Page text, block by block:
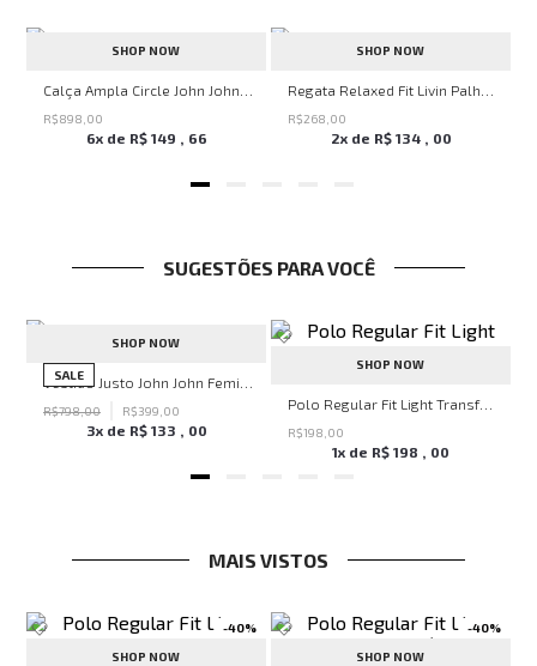
SHOP NOW
R$898 00
6x de R$ 149 66
SHOP NOW
R$268 00
2x de R$ 134 00
SUGESTÕES PARA VOCÊ
SALE
SHOP NOW
R$798,00 R$399 00
3x de R$ 133 00
SHOP NOW
Polo Regular Fit Light Transfer Marrom John John Masculina
R$198 00
1x de R$ 198 00
MAIS VISTOS
-40%
SHOP NOW
-40%
SHOP NOW